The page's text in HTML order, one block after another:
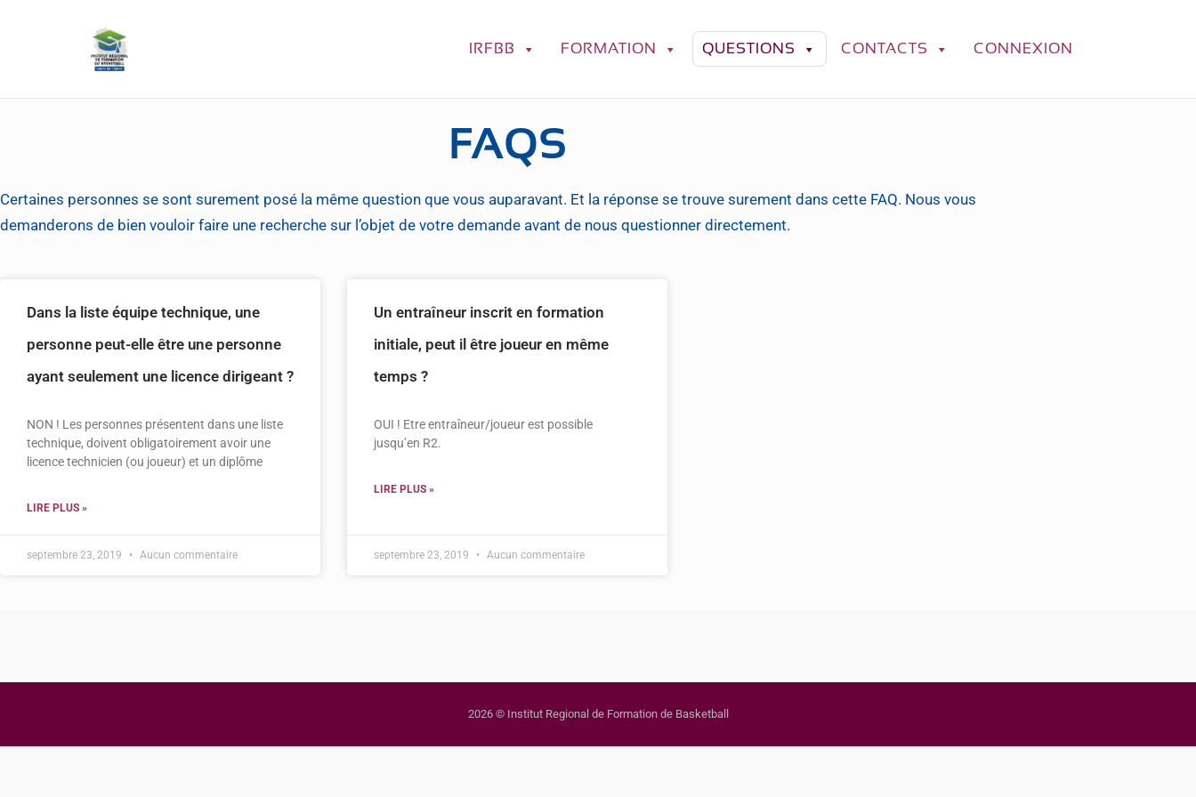
IRFBB FORMATION QUESTIONS CONTACTS CONNEXION
FAQS
Certaines personnes se sont surement posé la même question que vous auparavant. Et la réponse se trouve surement dans cette FAQ. Nous vous
demanderons de bien vouloir faire une recherche sur l’objet de votre demande avant de nous questionner directement.
Dans la liste équipe technique, une
personne peut-elle être une personne
ayant seulement une licence dirigeant ?
NON ! Les personnes présentent dans une liste
technique, doivent obligatoirement avoir une
licence technicien (ou joueur) et un diplôme
LIRE PLUS »
septembre 23, 2019 Aucun commentaire
Un entraîneur inscrit en formation
initiale, peut il être joueur en même
temps ?
OUI ! Etre entraîneur/joueur est possible
jusqu’en R2.
LIRE PLUS »
septembre 23, 2019 Aucun commentaire
2026 © Institut Regional de Formation de Basketball